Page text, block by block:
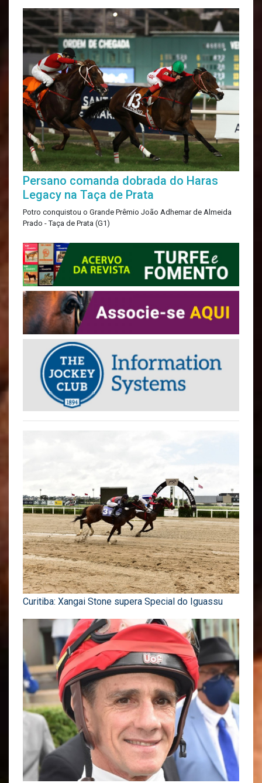
Persano comanda dobrada do Haras
Legacy na Taça de Prata
Potro conquistou o Grande Prêmio João Adhemar de Almeida
Prado - Taça de Prata (G1)
Curitiba: Xangai Stone supera Special do Iguassu